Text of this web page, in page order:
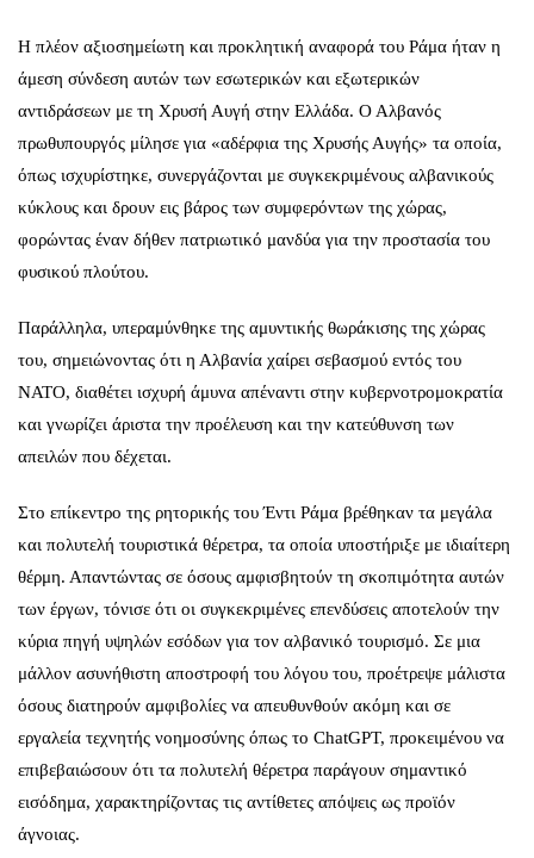
Η πλέον αξιοσημείωτη και προκλητική αναφορά του Ράμα ήταν η
άμεση σύνδεση αυτών των εσωτερικών και εξωτερικών
αντιδράσεων με τη Χρυσή Αυγή στην Ελλάδα. Ο Αλβανός
πρωθυπουργός μίλησε για «αδέρφια της Χρυσής Αυγής» τα οποία,
όπως ισχυρίστηκε, συνεργάζονται με συγκεκριμένους αλβανικούς
κύκλους και δρουν εις βάρος των συμφερόντων της χώρας,
φορώντας έναν δήθεν πατριωτικό μανδύα για την προστασία του
φυσικού πλούτου.
Παράλληλα, υπεραμύνθηκε της αμυντικής θωράκισης της χώρας
του, σημειώνοντας ότι η Αλβανία χαίρει σεβασμού εντός του
ΝΑΤΟ, διαθέτει ισχυρή άμυνα απέναντι στην κυβερνοτρομοκρατία
και γνωρίζει άριστα την προέλευση και την κατεύθυνση των
απειλών που δέχεται.
Στο επίκεντρο της ρητορικής του Έντι Ράμα βρέθηκαν τα μεγάλα
και πολυτελή τουριστικά θέρετρα, τα οποία υποστήριξε με ιδιαίτερη
θέρμη. Απαντώντας σε όσους αμφισβητούν τη σκοπιμότητα αυτών
των έργων, τόνισε ότι οι συγκεκριμένες επενδύσεις αποτελούν την
κύρια πηγή υψηλών εσόδων για τον αλβανικό τουρισμό. Σε μια
μάλλον ασυνήθιστη αποστροφή του λόγου του, προέτρεψε μάλιστα
όσους διατηρούν αμφιβολίες να απευθυνθούν ακόμη και σε
εργαλεία τεχνητής νοημοσύνης όπως το ChatGPT, προκειμένου να
επιβεβαιώσουν ότι τα πολυτελή θέρετρα παράγουν σημαντικό
εισόδημα, χαρακτηρίζοντας τις αντίθετες απόψεις ως προϊόν
άγνοιας.